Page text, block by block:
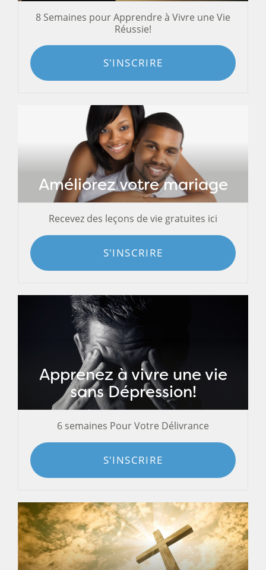
8 Semaines pour Apprendre à Vivre une Vie
Réussie!
S'INSCRIRE
Améliorez votre mariage
Recevez des leçons de vie gratuites ici
S'INSCRIRE
Apprenez à vivre une vie
sans Dépression!
6 semaines Pour Votre Délivrance
S'INSCRIRE